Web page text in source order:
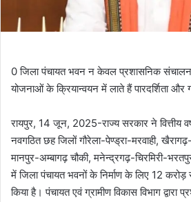
0 जिला पंचायत भवन न केवल प्रशासनिक
योजनाओं के क्रियान्वयन में लाते हैं पारदर्शिता और
रायपुर, 14 जून, 2025-राज्य सरकार ने वित्तीय
नवगठित छह जिलों गौरेला-पेण्ड्रा-मरवाही,
मानपुर-अम्बागढ़ चौकी, मनेन्द्रगढ़-चिरमिरी-
में जिला पंचायत भवनों के निर्माण के लिए 12 करोड़
किया है। पंचायत एवं ग्रामीण विकास विभाग द्वारा